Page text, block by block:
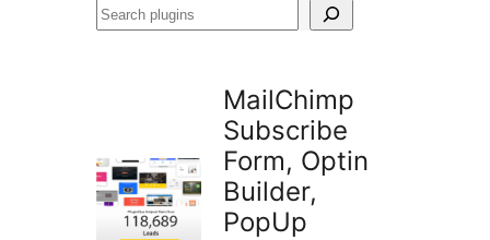
Search
MailChimp
Subscribe
Form, Optin
Builder,
PopUp